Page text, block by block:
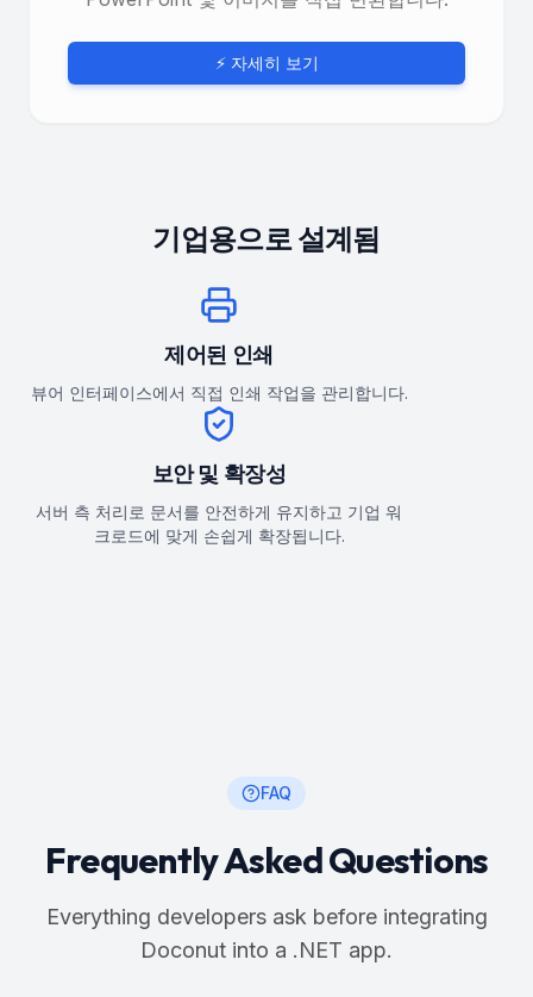
⚡ 자세히 보기
기업용으로 설계됨
제어된 인쇄
뷰어 인터페이스에서 직접 인쇄 작업을 관리합니다.
보안 및 확장성
서버 측 처리로 문서를 안전하게 유지하고 기업 워
크로드에 맞게 손쉽게 확장됩니다.
FAQ
Frequently Asked Questions
Everything developers ask before integrating
Doconut into a .NET app.